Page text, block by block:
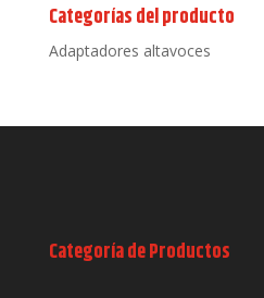
Categorías del producto
Adaptadores altavoces
Categoría de Productos